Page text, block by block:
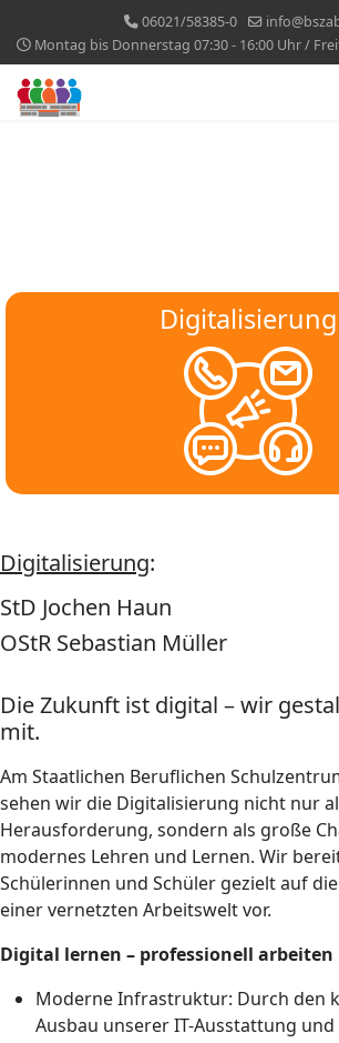
06021/58385-0
Montag bis Donnerstag 07:30 - 16:00 Uhr /
Digitalisierung
Digitalisierung:
StD Jochen Haun
OStR Sebastian Müller
Die Zukunft ist digital – wir
mit.
Am Staatlichen Beruflichen
sehen wir die Digitalisierung nicht nur
Herausforderung, sondern als große
modernes Lehren und Lernen. Wir
Schülerinnen und Schüler gezielt auf
einer vernetzten Arbeitswelt vor.
Digital lernen – professionell arbeiten
Moderne Infrastruktur: Durch den
Ausbau unserer IT-Ausstattung und